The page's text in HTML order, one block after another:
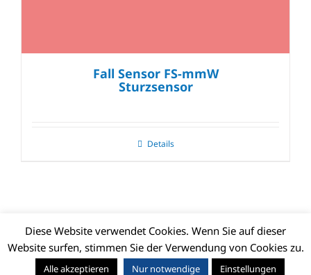
Fall Sensor FS-mmW
Sturzsensor
Details
© CLIMAX DEUTSCHLAND GMBH | Alle Rechte vorbehalten |
Diese Website verwendet Cookies. Wenn Sie auf dieser
Website surfen, stimmen Sie der Verwendung von Cookies zu.
Alle akzeptieren Nur notwendige Einstellungen